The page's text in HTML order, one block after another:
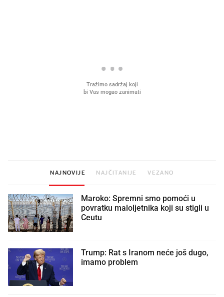
NAJNOVIJE NAJČITANIJE VEZANO
Maroko: Spremni smo pomoći u
povratku maloljetnika koji su stigli u
Ceutu
Trump: Rat s Iranom neće još dugo,
imamo problem